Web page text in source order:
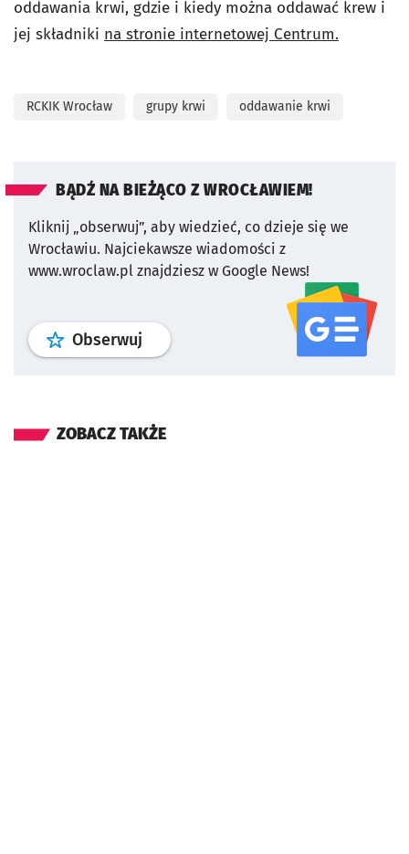
oddawania krwi, gdzie i kiedy można oddawać krew i
jej składniki na stronie internetowej Centrum.
RCKIK Wrocław grupy krwi oddawanie krwi
BĄDŹ NA BIEŻĄCO Z WROCŁAWIEM!
Kliknij „obserwuj”, aby wiedzieć, co dzieje się we
Wrocławiu. Najciekawsze wiadomości z
www.wroclaw.pl znajdziesz w Google News!
Obserwuj profil serwisu
ZOBACZ TAKŻE